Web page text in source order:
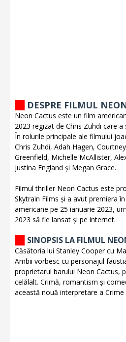
DESPRE FILMUL
Neon Cactus este un film
2023 regizat de Chris Zuhdi care
În rolurile principale ale filmului
Chris Zuhdi, Adah Hagen,
Greenfield, Michelle McAllister,
Justina England și Megan Grace.
Filmul thriller Neon Cactus este
Skytrain Films și a avut premiera
americane pe 25 ianuarie 2023,
2023 să fie lansat și pe internet.
SINOPSIS LA FILMUL
Căsătoria lui Stanley Cooper cu
Ambii vorbesc cu personajul
proprietarul barului Neon Cactus,
celălalt. Crimă, romantism și
această nouă interpretare a Crime